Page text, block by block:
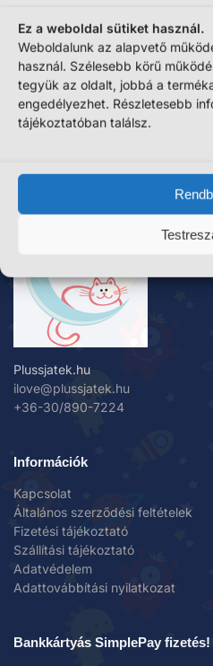
Ez a weboldal sütiket használ.
Weboldalunk az alapvető
használ. Szélesebb körű
tegyük az oldalt, jobbá a
engedélyezhet. Részletesebb
tájékoztatóban találsz.
7990 Ft
Termék megtekintése
Mind a(z) 2 találat megjelenítve
Plussjatek.hu
ilove@plussjatek.hu
+36-30/890-7224
Információk
Kapcsolat
Általános szerződési feltételek
Fizetési tájékoztató
Szállítási tájékoztató
Adatvédelem
Adattovábbítási nyilatkozat
Bankkártyás SimplePay fizetés!